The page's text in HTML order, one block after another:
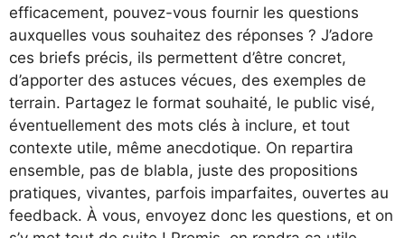
efficacement, pouvez-vous fournir les questions
auxquelles vous souhaitez des réponses ? J’adore
ces briefs précis, ils permettent d’être concret,
d’apporter des astuces vécues, des exemples de
terrain. Partagez le format souhaité, le public visé,
éventuellement des mots clés à inclure, et tout
contexte utile, même anecdotique. On repartira
ensemble, pas de blabla, juste des propositions
pratiques, vivantes, parfois imparfaites, ouvertes au
feedback. À vous, envoyez donc les questions, et on